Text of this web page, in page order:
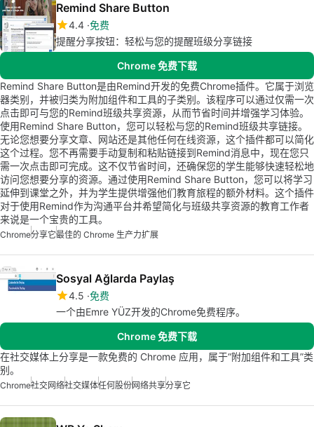
Remind Share Button
4.4 免费
提醒分享按钮：轻松与您的提醒班级分享链接
Chrome 免费下载
Remind Share Button是由Remind开发的免费Chrome插件。它属于浏览
器类别，并被归类为附加组件和工具的子类别。该程序可以通过仅需一次
点击即可与您的Remind班级共享资源，从而节省时间并增强学习体验。
使用Remind Share Button，您可以轻松与您的Remind班级共享链接。
无论您想要分享文章、网站还是其他任何在线资源，这个插件都可以简化
这个过程。您不再需要手动复制和粘贴链接到Remind消息中，现在您只
需一次点击即可完成。这不仅节省时间，还确保您的学生能够快速轻松地
访问您想要分享的资源。通过使用Remind Share Button，您可以将学习
延伸到课堂之外，并为学生提供增强他们教育旅程的额外材料。这个插件
对于使用Remind作为沟通平台并希望简化与班级共享资源的教育工作者
来说是一个宝贵的工具。
Chrome分享它最佳的 Chrome 生产力扩展
Sosyal Ağlarda Paylaş
4.5 免费
一个由Emre YÜZ开发的Chrome免费程序。
Chrome 免费下载
在社交媒体上分享是一款免费的 Chrome 应用，属于“附加组件和工具”类
别。
Chrome社交网络社交媒体任何股份网络共享分享它